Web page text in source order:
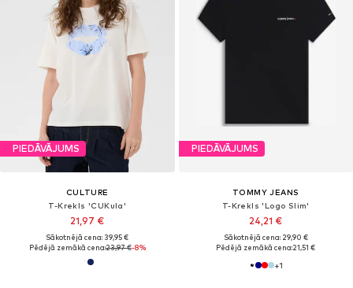
PIEDĀVĀJUMS
CULTURE
T-Krekls 'CUKula'
21,97 €
Sākotnējā cena: 39,95 €
Pēdējā zemākā cena:23,97 €-8%
PIEDĀVĀJUMS
TOMMY JEANS
T-Krekls 'Logo Slim'
24,21 €
Sākotnējā cena: 29,90 €
Pēdējā zemākā cena:21,51 €
+1